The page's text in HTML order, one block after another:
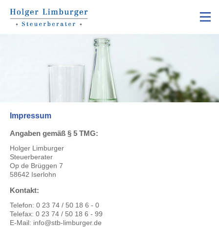
Impressum
Angaben gemäß § 5 TMG:
Holger Limburger
Steuerberater
Op de Brüggen 7
58642 Iserlohn
Kontakt:
Telefon: 0 23 74 / 50 18 6 - 0
Telefax: 0 23 74 / 50 18 6 - 99
E-Mail: info@stb-limburger.de